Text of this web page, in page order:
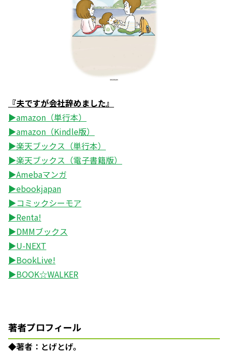
『夫ですが会社辞めました』
▶amazon（単行本）
▶amazon（Kindle版）
▶楽天ブックス（単行本）
▶楽天ブックス（電子書籍版）
▶Amebaマンガ
▶ebookjapan
▶コミックシーモア
▶Renta!
▶DMMブックス
▶U-NEXT
▶BookLive!
▶BOOK☆WALKER
著者プロフィール
◆著者：とげとげ。